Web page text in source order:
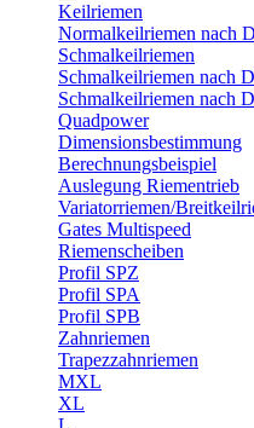
Keilriemen
Normalkeilriemen nach
Schmalkeilriemen
Schmalkeilriemen nach
Schmalkeilriemen nach
Quadpower
Dimensionsbestimmung
Berechnungsbeispiel
Auslegung Riementrieb
Variatorriemen/
Gates Multispeed
Riemenscheiben
Profil SPZ
Profil SPA
Profil SPB
Zahnriemen
Trapezzahnriemen
MXL
XL